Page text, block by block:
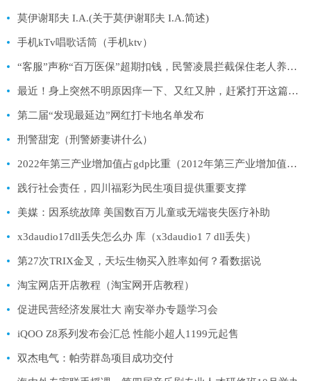
莫伊谢耶夫 I.A.(关于莫伊谢耶夫 I.A.简述)
手机kTv唱歌话筒（手机ktv）
“客服”声称“百万医保”超期扣钱，民警凌晨拦截保住老人养命钱
最近！身上突然不明原因痒一下、又红又肿，赶紧打开这篇！（不是蚊子）
第二届“发现最延边”网红打卡地名单发布
刑警甜宠（刑警娇妻讲什么）
2022年第三产业增加值占gdp比重（2012年第三产业增加值占国内生产总值的比重比2013年的约少多少_）
践行社会责任，四川福彩为民生项目提供重要支撑
美媒：因系统故障 美国数百万儿童或无端丧失医疗补助
x3daudio17dll丢失怎么办 库（x3daudio1 7 dll丢失）
第27次TRIX金叉，天坛生物买入胜率如何？看数据说
淘宝网店开店教程（淘宝网开店教程）
促进民营经济发展壮大 南安举办专题学习会
iQOO Z8系列发布会汇总 性能小超人1199元起售
双杰电气：帕劳群岛项目成功交付